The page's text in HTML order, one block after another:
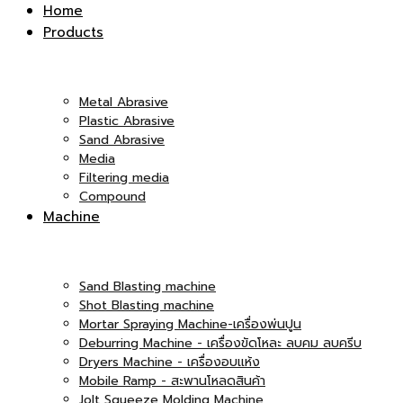
บริษัท
แอนด์
Co.,Ltd.
บริษัท
เอ็ม
Home
Products
Metal Abrasive
Plastic Abrasive
Sand Abrasive
Media
Filtering media
Compound
Machine
Sand Blasting machine
Shot Blasting machine
Mortar Spraying Machine-เครื่องพ่นปูน
Deburring Machine - เครื่องขัดโหละ ลบคม ลบครีบ
Dryers Machine - เครื่องอบแห้ง
Mobile Ramp - สะพานโหลดสินค้า